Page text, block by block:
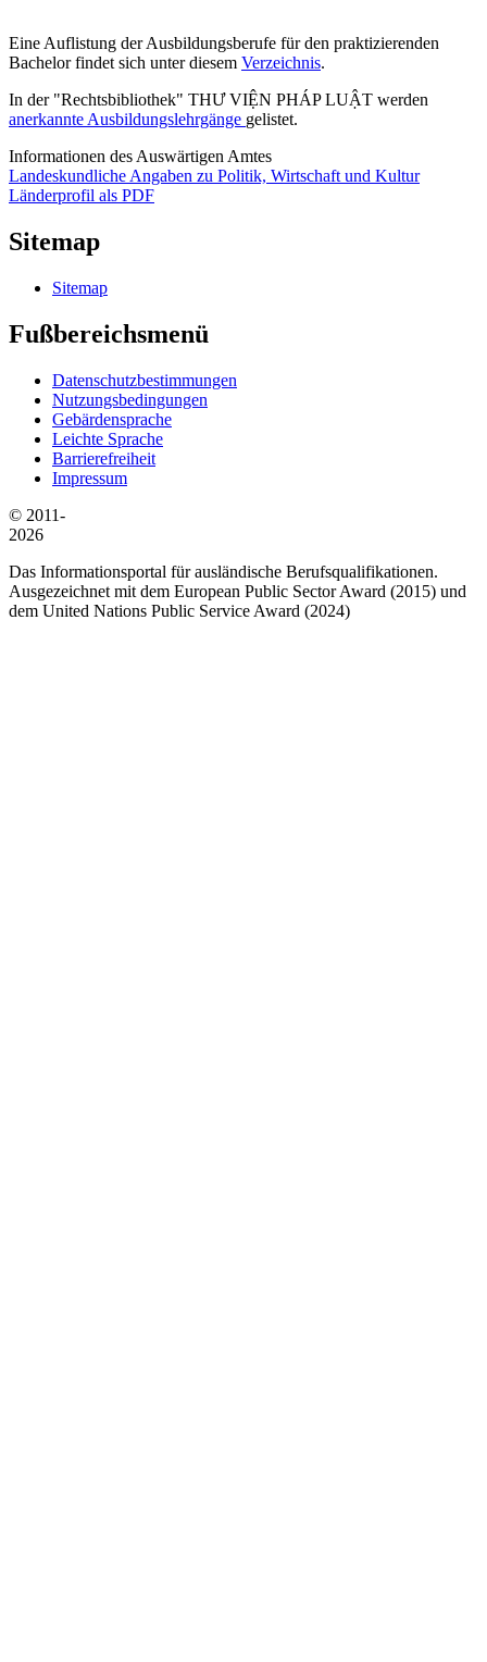
Eine Auflistung der Ausbildungsberufe für den praktizierenden
Bachelor findet sich unter diesem Verzeichnis.
In der "Rechtsbibliothek" THƯ VIỆN PHÁP LUẬT werden
anerkannte Ausbildungslehrgänge gelistet.
Informationen des Auswärtigen Amtes
Landeskundliche Angaben zu Politik, Wirtschaft und Kultur
Länderprofil als PDF
Sitemap
Sitemap
Fußbereichsmenü
Datenschutzbestimmungen
Nutzungsbedingungen
Gebärdensprache
Leichte Sprache
Barrierefreiheit
Impressum
© 2011-
2026
Das Informationsportal für ausländische Berufsqualifikationen.
Ausgezeichnet mit dem European Public Sector Award (2015) und
dem United Nations Public Service Award (2024)